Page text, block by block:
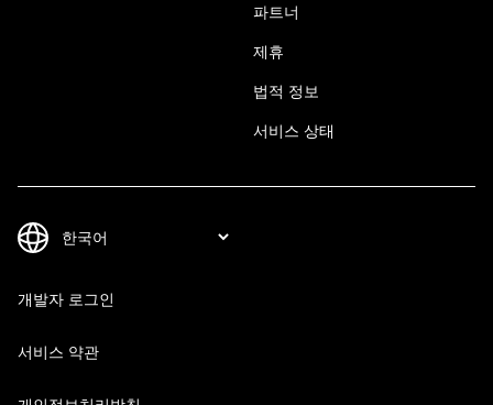
파트너
제휴
법적 정보
서비스 상태
개발자 로그인
서비스 약관